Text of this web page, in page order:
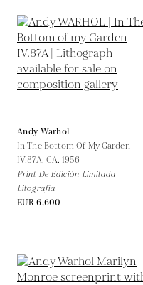
Andy Warhol
In The Bottom Of My Garden
IV.87A, CA. 1956
Print De Edición Limitada
Litografía
EUR 6,600